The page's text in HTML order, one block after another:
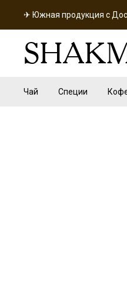
✈ Южная продукция с
Чай Специи